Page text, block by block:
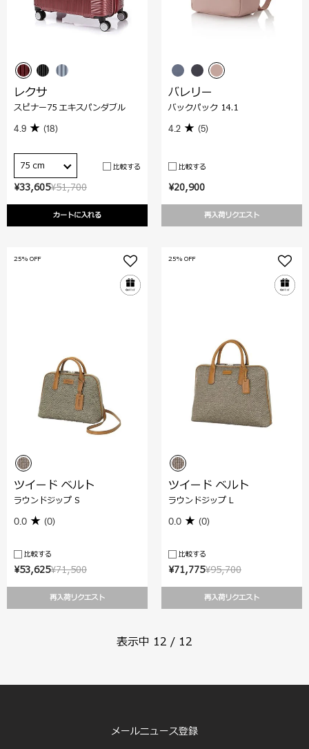
¥51,700
¥33,605
カートに入れる
レクサ
スピナー75 エキスパンダブル
4.9 (18)
75 cm 比較する
¥20,900
再入荷リクエスト
バレリー
バックパック 14.1
4.2 (5)
比較する
¥71,500
¥53,625
再入荷リクエスト
25% OFF
ツイード ベルト
ラウンドジップ S
0.0 (0)
比較する
¥95,700
¥71,775
再入荷リクエスト
25% OFF
ツイード ベルト
ラウンドジップ L
0.0 (0)
比較する
表示中 12 / 12
メールニュース登録